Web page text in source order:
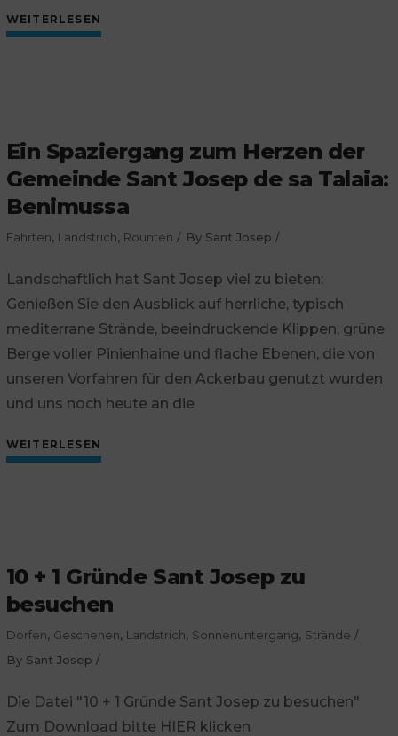
WEITERLESEN
Ein Spaziergang zum Herzen der
Gemeinde Sant Josep de sa Talaia:
Benimussa
Fahrten, Landstrich, Rounten By Sant Josep
Landschaftlich hat Sant Josep viel zu bieten:
Genießen Sie den Ausblick auf herrliche, typisch
mediterrane Strände, beeindruckende Klippen, grüne
Berge voller Pinienhaine und flache Ebenen, die von
unseren Vorfahren für den Ackerbau genutzt wurden
und uns noch heute an die
WEITERLESEN
10 + 1 Gründe Sant Josep zu
besuchen
Dorfen, Geschehen, Landstrich, Sonnenuntergang, Strände
By Sant Josep
Die Datei "10 + 1 Gründe Sant Josep zu besuchen"
Zum Download bitte HIER klicken